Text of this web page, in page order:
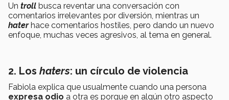
Un troll busca reventar una conversación con
comentarios irrelevantes por diversión, mientras un
haterhace comentarios hostiles, pero dando un nuevo
enfoque, muchas veces agresivos, al tema en general.
2. Los haters: un círculo de violencia
Fabiola explica que usualmente cuando una persona
expresa odio a otra es porque en algún otro aspecto